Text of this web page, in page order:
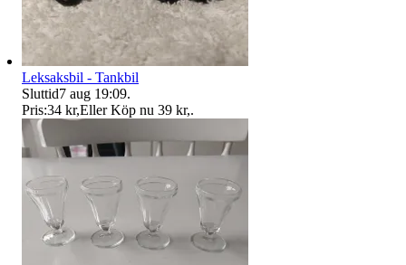
Leksaksbil - Tankbil
Sluttid7 aug 19:09.
Pris:34 kr,Eller Köp nu 39 kr,.